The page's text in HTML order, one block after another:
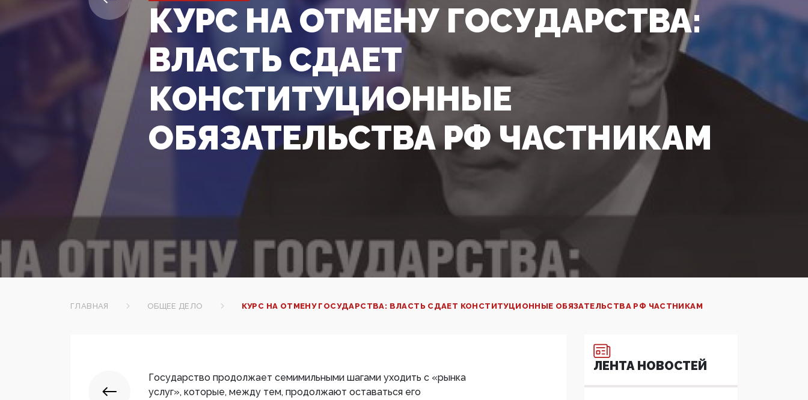
КУРС НА ОТМЕНУ ГОСУДАРСТВА:
ВЛАСТЬ СДАЕТ
КОНСТИТУЦИОННЫЕ
ОБЯЗАТЕЛЬСТВА РФ ЧАСТНИКАМ
ГЛАВНАЯ ОБЩЕЕ ДЕЛО КУРС НА ОТМЕНУ ГОСУДАРСТВА: ВЛАСТЬ СДАЕТ КОНСТИТУЦИОННЫЕ ОБЯЗАТЕЛЬСТВА РФ ЧАСТНИКАМ
Государство продолжает семимильными шагами уходить с «рынка
услуг», которые, между тем, продолжают оставаться его
ЛЕНТА НОВОСТЕЙ